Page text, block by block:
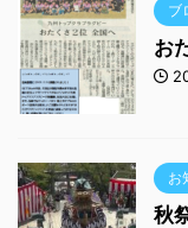
ブ
お
お
秋